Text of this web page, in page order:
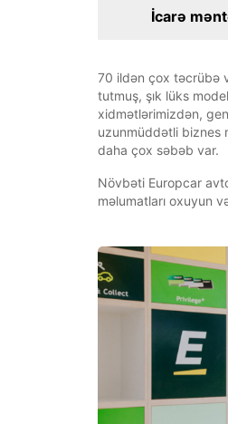
İcarə
70 ildən çox təcrübə
tutmuş, şık lüks
xidmətlərimizdən,
uzunmüddətli biznes
daha çox səbəb var.
Növbəti Europcar
məlumatları oxuyun